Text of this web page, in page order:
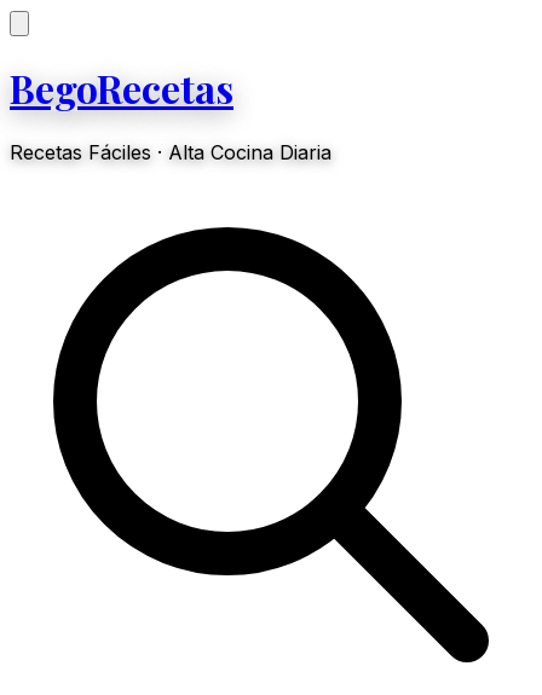
BegoRecetas
Recetas Fáciles · Alta Cocina Diaria